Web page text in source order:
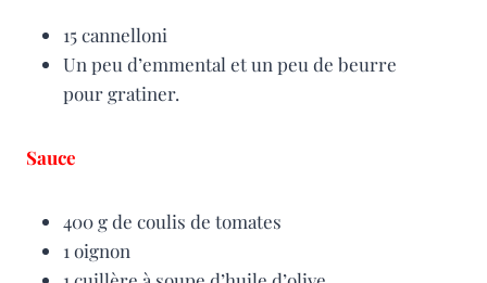
15 cannelloni
Un peu d’emmental et un peu de beurre
pour gratiner.
Sauce
400 g de coulis de tomates
1 oignon